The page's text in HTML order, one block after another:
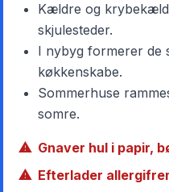
Kældre og
skjulesteder.
I nybyg formerer de
køkkenskabe.
Sommerhuse
somre.
Gnaver hul i papir,
Efterlader